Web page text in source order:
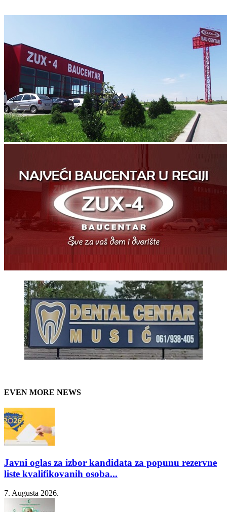
EVEN MORE NEWS
Javni oglas za izbor kandidata za popunu rezervne
liste kvalifikovanih osoba...
7. Augusta 2026.